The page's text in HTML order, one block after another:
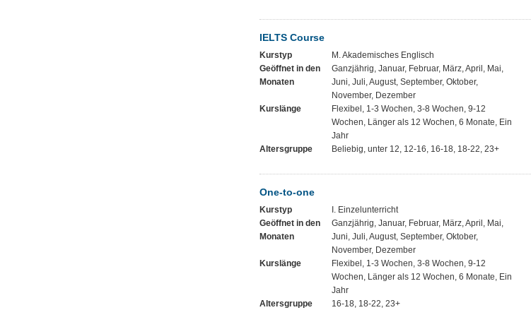
IELTS Course
Kurstyp
M. Akademisches Englisch
Geöffnet in den
Monaten
Ganzjährig, Januar, Februar, März, April, Mai,
Juni, Juli, August, September, Oktober,
November, Dezember
Kurslänge
Flexibel, 1-3 Wochen, 3-8 Wochen, 9-12
Wochen, Länger als 12 Wochen, 6 Monate, Ein
Jahr
Altersgruppe
Beliebig, unter 12, 12-16, 16-18, 18-22, 23+
One-to-one
Kurstyp
I. Einzelunterricht
Geöffnet in den
Monaten
Ganzjährig, Januar, Februar, März, April, Mai,
Juni, Juli, August, September, Oktober,
November, Dezember
Kurslänge
Flexibel, 1-3 Wochen, 3-8 Wochen, 9-12
Wochen, Länger als 12 Wochen, 6 Monate, Ein
Jahr
Altersgruppe
16-18, 18-22, 23+